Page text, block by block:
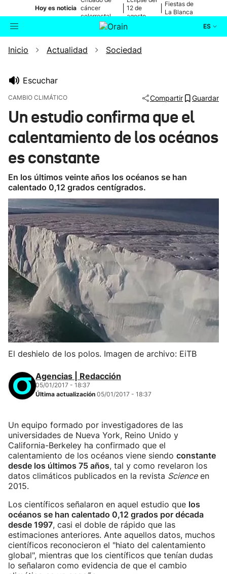
Hoy es noticia cáncer
colorrectal
12 de
agosto
Fiestas de
La Blanca
ES
Buscador Actualidad
Ikusmiran
Inicio Actualidad Sociedad
Escuchar
CAMBIO CLIMÁTICO Compartir Guardar
Un estudio confirma que el
calentamiento de los océanos
es constante
En los últimos veinte años los océanos se han
calentado 0,12 grados centígrados.
El deshielo de los polos. Imagen de archivo: EiTB
Agencias | Redacción
05/01/2017 - 18:37
Última actualización 05/01/2017 - 18:37
Un equipo formado por investigadores de las
universidades de Nueva York, Reino Unido y
California-Berkeley ha confirmado que el
calentamiento de los océanos viene siendo constante
desde los últimos 75 años, tal y como revelaron los
datos climáticos publicados en la revista Scienceen
2015.
Los científicos señalaron en aquel estudio que los
océanos se han calentado 0,12 grados por década
desde 1997, casi el doble de rápido que las
estimaciones anteriores. Ante aquellos datos, muchos
científicos reconocieron el "hiato del calentamiento
global", mientras que los científicos que tenían dudas
lo señalaron como evidencia de que el cambio